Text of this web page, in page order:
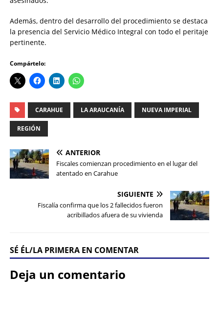
Además, dentro del desarrollo del procedimiento se destaca
la presencia del Servicio Médico Integral con todo el peritaje
pertinente.
Compártelo:
CARAHUE LA ARAUCANÍA NUEVA IMPERIAL
REGIÓN
ANTERIOR
Fiscales comienzan procedimiento en el lugar del
atentado en Carahue
SIGUIENTE
Fiscalía confirma que los 2 fallecidos fueron
acribillados afuera de su vivienda
SÉ ÉL/LA PRIMERA EN COMENTAR
Deja un comentario